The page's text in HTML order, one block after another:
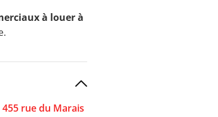
à louer à
455 rue du Marais